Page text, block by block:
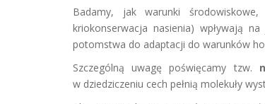
Badamy, jak warunki
kriokonserwacja nasienia) wpływają
potomstwa do adaptacji do warunków
Szczególną uwagę poświęcamy tzw.
w dziedziczeniu cech pełnią molekuły